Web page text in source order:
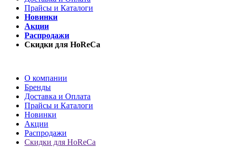
Прайсы и Каталоги
Новинки
Акции
Распродажи
Скидки для HoReCa
О компании
Бренды
Доставка и Оплата
Прайсы и Каталоги
Новинки
Акции
Распродажи
Скидки для HoReCa